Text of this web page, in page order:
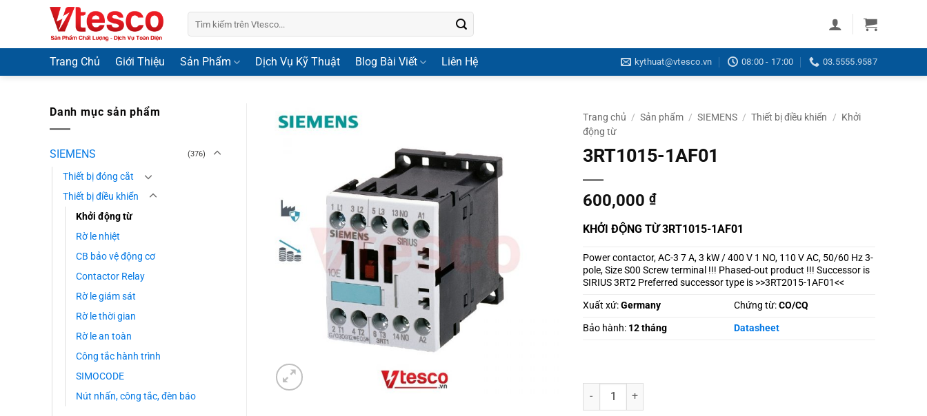
kiếm:
Trang Chủ Giới Thiệu Sản Phẩm Dịch Vụ Kỹ Thuật Blog Bài Viết Liên Hệ kythuat@vtesco.vn 08:00 - 17:00 03.5555.9587
Danh mục sản phẩm
SIEMENS (376)
Thiết bị đóng cắt
Thiết bị điều khiển
Khởi động từ
Rờ le nhiệt
CB bảo vệ động cơ
Contactor Relay
Rờ le giám sát
Rờ le thời gian
Rờ le an toàn
Công tắc hành trình
SIMOCODE
Nút nhấn, công tắc, đèn báo
Trang chủ / Sản phẩm / SIEMENS / Thiết bị điều khiển / Khởi
động từ
3RT1015-1AF01
600,000 ₫
KHỞI ĐỘNG TỪ 3RT1015-1AF01
Power contactor, AC-3 7 A, 3 kW / 400 V 1 NO, 110 V AC, 50/60 Hz 3-
pole, Size S00 Screw terminal !!! Phased-out product !!! Successor is
SIRIUS 3RT2 Preferred successor type is >>3RT2015-1AF01<<
Xuất xứ:Germany Chứng từ:CO/CQ
Bảo hành: 12 tháng Datasheet
3RT1015-1AF01 số lượng